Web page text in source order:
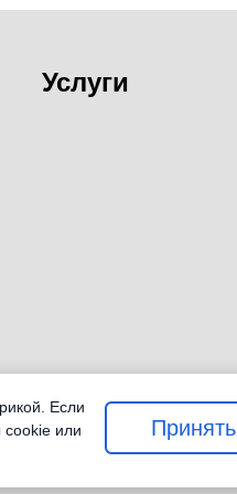
Услуги
Если
cookie или
Принять